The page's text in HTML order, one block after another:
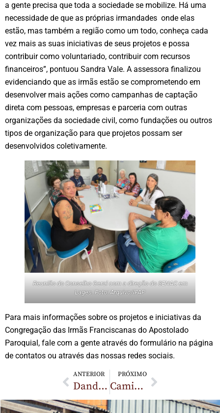
a gente precisa que toda a sociedade se mobilize. Há uma
necessidade de que as próprias irmandades onde elas
estão, mas também a região como um todo, conheça cada
vez mais as suas iniciativas de seus projetos e possa
contribuir como voluntariado, contribuir com recursos
financeiros”, pontuou Sandra Vale. A assessora finalizou
evidenciando que as irmãs estão se comprometendo em
desenvolver mais ações como campanhas de captação
direta com pessoas, empresas e parceria com outras
organizações da sociedade civil, como fundações ou outros
tipos de organização para que projetos possam ser
desenvolvidos coletivamente.
Reunião do Conselho Geral com a direção do SENAC em
Lages. Foto: Arquivo/IFAP
Para mais informações sobre os projetos e iniciativas da
Congregação das Irmãs Franciscanas do Apostolado
Paroquial, fale com a gente através do formulário na página
de contatos ou através das nossas redes sociais.
ANTERIOR
Dando Vida aos sonhos: Oficina da Esperança inicia atividades
PRÓXIMO
Caminhada Sinodal: Irmãs realizam Assembleia em Lages (SC)